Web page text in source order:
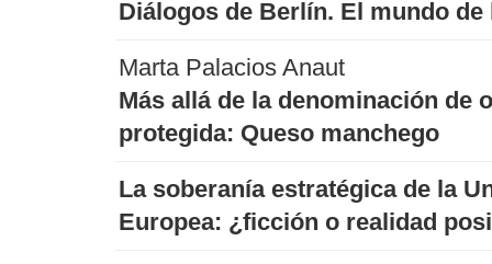
Diálogos de Berlín. El mundo de
Marta Palacios Anaut
Más allá de la denominación de
protegida: Queso manchego
La soberanía estratégica de la
Europea: ¿ficción o realidad